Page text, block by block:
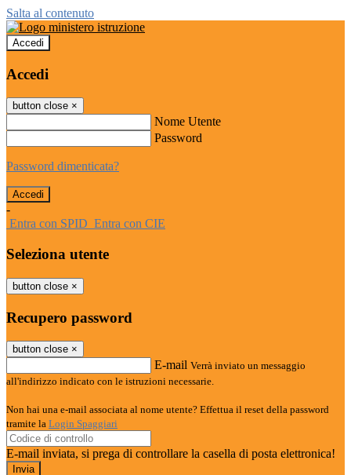
Salta al contenuto
Accedi
Accedi
button close ×
Nome Utente
Password
Password dimenticata?
-
Entra con SPID Entra con CIE
Seleziona utente
button close ×
Recupero password
button close ×
E-mail Verrà inviato un messaggio
all'indirizzo indicato con le istruzioni necessarie.
Non hai una e-mail associata al nome utente? Effettua il reset della password
tramite la Login Spaggiari
E-mail inviata, si prega di controllare la casella di posta elettronica!